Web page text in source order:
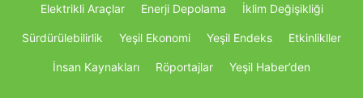
Elektrikli Araçlar Enerji Depolama İklim Değişikliği
Sürdürülebilirlik Yeşil Ekonomi Yeşil Endeks Etkinlikller
İnsan Kaynakları Röportajlar Yeşil Haber’den